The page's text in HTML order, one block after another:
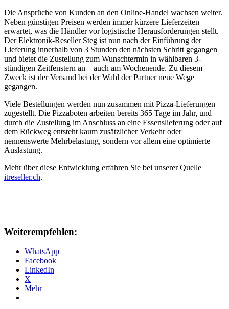
Die Ansprüche von Kunden an den Online-Handel wachsen weiter.
Neben günstigen Preisen werden immer kürzere Lieferzeiten
erwartet, was die Händler vor logistische Herausforderungen stellt.
Der Elektronik-Reseller Steg ist nun nach der Einführung der
Lieferung innerhalb von 3 Stunden den nächsten Schritt gegangen
und bietet die Zustellung zum Wunschtermin in wählbaren 3-
stündigen Zeitfenstern an – auch am Wochenende. Zu diesem
Zweck ist der Versand bei der Wahl der Partner neue Wege
gegangen.
Viele Bestellungen werden nun zusammen mit Pizza-Lieferungen
zugestellt. Die Pizzaboten arbeiten bereits 365 Tage im Jahr, und
durch die Zustellung im Anschluss an eine Essenslieferung oder auf
dem Rückweg entsteht kaum zusätzlicher Verkehr oder
nennenswerte Mehrbelastung, sondern vor allem eine optimierte
Auslastung.
Mehr über diese Entwicklung erfahren Sie bei unserer Quelle
itreseller.ch.
Weiterempfehlen:
WhatsApp
Facebook
LinkedIn
X
Mehr